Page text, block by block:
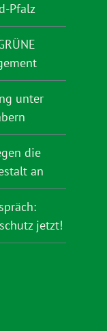
Pfalz
unter
die
an
jetzt!